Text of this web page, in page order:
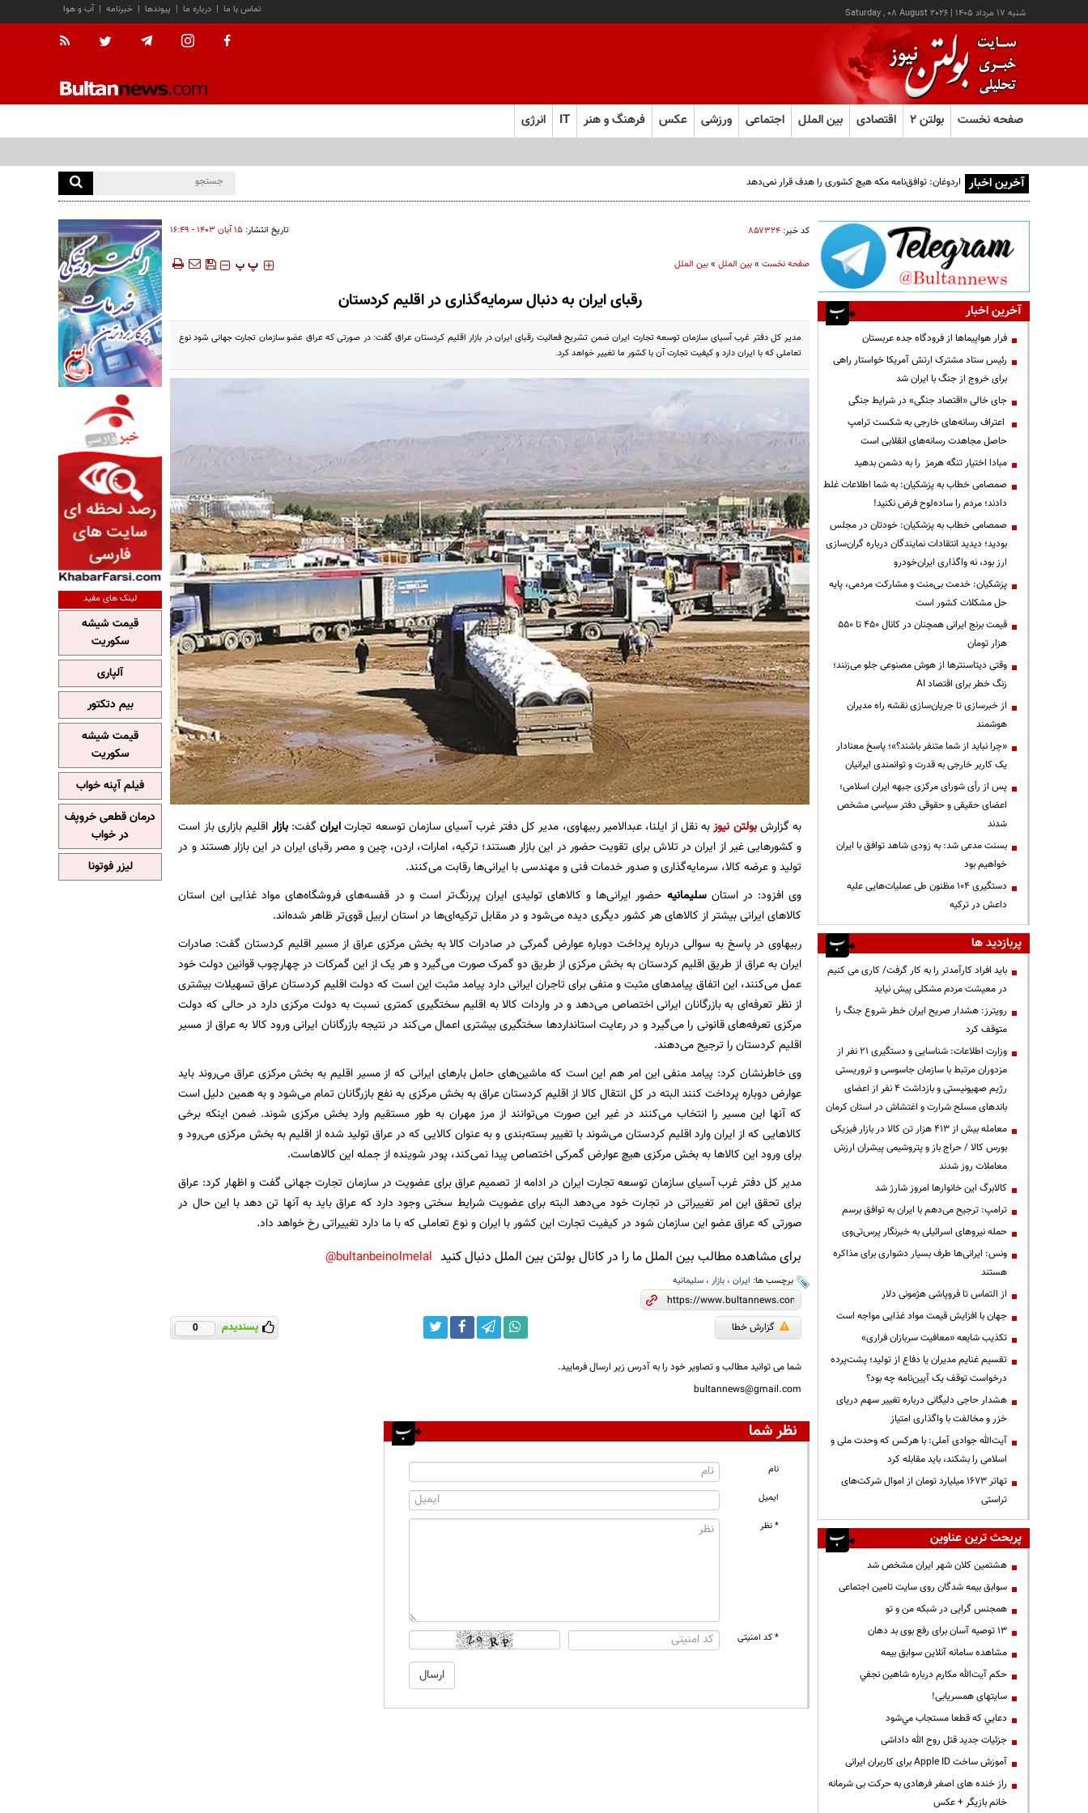
شنبه ۱۷ مرداد ۱۴۰۵ |
Saturday , 08 August 2026 آب و هوا | خبرنامه | پیوندها | درباره ما | تماس با ما
صفحه نخست بولتن ۲ اقتصادی بین الملل اجتماعی ورزشی عکس فرهنگ و هنر IT انرژی
آخرین اخبار اردوغان: توافق‌نامه مکه هیچ کشوری را هدف قرار نمی‌دهد
کد خبر: ۸۵۷۳۲۴ تاریخ انتشار: ۱۵ آبان ۱۴۰۳ - ۱۶:۴۹
صفحه نخست»بین الملل»بین الملل ‍‍‍ پ پ
رقبای ایران به دنبال سرمایه‌گذاری در اقلیم کردستان
مدیر کل دفتر غرب آسیای سازمان توسعه تجارت ایران ضمن تشریح فعالیت رقبای ایران در بازار اقلیم کردستان عراق گفت: در صورتی که عراق عضو سازمان تجارت جهانی شود نوع
تعاملی که با ایران دارد و کیفیت تجارت آن با کشور ما تغییر خواهد کرد.
به گزارشبولتن نیوزبه نقل از ایلنا، عبدالامیر ربیهاوی، مدیر کل دفتر غرب آسیای سازمان توسعه تجارتایران گفت:بازار اقلیم بازاری باز است
و کشورهایی غیر از ایران در تلاش برای تقویت حضور در این بازار هستند؛ ترکیه، امارات، اردن، چین و مصر رقبای ایران در این بازار هستند و در
تولید و عرضه کالا، سرمایه‌گذاری و صدور خدمات فنی و مهندسی با ایرانی‌ها رقابت می‌کنند.
وی افزود: در استانسلیمانیه حضور ایرانی‌ها و کالاهای تولیدی ایران پررنگ‌تر است و در قفسه‌های فروشگاه‌های مواد غذایی این استان
کالاهای ایرانی بیشتر از کالاهای هر کشور دیگری دیده می‌شود و در مقابل ترکیه‌ای‌ها در استان اربیل قوی‌تر ظاهر شده‌اند.
ربیهاوی در پاسخ به سوالی درباره پرداخت دوباره عوارض گمرکی در صادرات کالا به بخش مرکزی عراق از مسیر اقلیم کردستان گفت: صادرات
ایران به عراق از طریق اقلیم کردستان به بخش مرکزی از طریق دو گمرک صورت می‌گیرد و هر یک از این گمرکات در چهارچوب قوانین دولت خود
عمل می‌کنند، این اتفاق پیامدهای مثبت و منفی برای تاجران ایرانی دارد پیامد مثبت این است که دولت اقلیم کردستان عراق تسهیلات بیشتری
از نظر تعرفه‌ای به بازرگانان ایرانی اختصاص می‌دهد و در واردات کالا به اقلیم سختگیری کمتری نسبت به دولت مرکزی دارد در حالی که دولت
مرکزی تعرفه‌های قانونی را می‌گیرد و در رعایت استانداردها سختگیری بیشتری اعمال می‌کند در نتیجه بازرگانان ایرانی ورود کالا به عراق از مسیر
اقلیم کردستان را ترجیح می‌دهند.
وی خاطرنشان کرد: پیامد منفی این امر هم این است که ماشین‌های حامل بارهای ایرانی که از مسیر اقلیم به بخش مرکزی عراق می‌روند باید
عوارض دوباره پرداخت کنند البته در کل انتقال کالا از اقلیم کردستان عراق به بخش مرکزی به نفع بازرگانان تمام می‌شود و به همین دلیل است
که آنها این مسیر را انتخاب می‌کنند در غیر این صورت می‌توانند از مرز مهران به طور مستقیم وارد بخش مرکزی شوند. ضمن اینکه برخی
کالاهایی که از ایران وارد اقلیم کردستان می‌شوند با تغییر بسته‌بندی و به عنوان کالایی که در عراق تولید شده از اقلیم به بخش مرکزی می‌رود و
برای ورود این کالاها به بخش مرکزی هیچ عوارض گمرکی اختصاص پیدا نمی‌کند، پودر شوینده از جمله این کالاهاست.
مدیر کل دفتر غرب آسیای سازمان توسعه تجارت ایران در ادامه از تصمیم عراق برای عضویت در سازمان تجارت جهانی گفت و اظهار کرد: عراق
برای تحقق این امر تغییراتی در تجارت خود می‌دهد البته برای عضویت شرایط سختی وجود دارد که عراق باید به آنها تن دهد با این حال در
صورتی که عراق عضو این سازمان شود در کیفیت تجارت این کشور با ایران و نوع تعاملی که با ما دارد تغییراتی رخ خواهد داد.
برای مشاهده مطالب بین الملل ما را در کانال بولتن بین الملل دنبال کنید bultanbeinolmelal@
برچسب ها: ایران، بازار، سلیمانیه
گزارش خطا پسندیدم 0
شما می توانید مطالب و تصاویر خود را به آدرس زیر ارسال فرمایید.
bultannews@gmail.com
نظر شما
نام
ایمیل
* نظر
* کد امنیتی
آخرین اخبار
فرار هواپیماها از فرودگاه جده عربستان
رئیس ستاد مشترک ارتش آمریکا خواستار راهی
برای خروج از جنگ با ایران شد
جای خالی «اقتصاد جنگی» در شرایط جنگی
اعتراف رسانه‌های خارجی به شکست ترامپ
حاصل مجاهدت رسانه‌های انقلابی است
مبادا اختیار تنگه هرمز را به دشمن بدهید
صمصامی خطاب به پزشکیان: به شما اطلاعات غلط
دادند؛ مردم را ساده‌لوح فرض نکنید!
صمصامی خطاب به پزشکیان: خودتان در مجلس
بودید؛ دیدید انتقادات نمایندگان درباره گران‌سازی
ارز بود، نه واگذاری ایران‌خودرو
پزشکیان: خدمت بی‌منت و مشارکت مردمی، پایه
حل مشکلات کشور است
قیمت‌ برنج ایرانی همچنان در کانال ۴۵۰ تا ۵۵۰
هزار تومان
وقتی دیتاسنترها از هوش مصنوعی جلو می‌زنند؛
زنگ خطر برای اقتصاد AI
از خبرسازی تا جریان‌سازی نقشه راه مدیران
هوشمند
«چرا نباید از شما متنفر باشند؟»؛ پاسخ معنادار
یک کاربر خارجی به قدرت و توانمندی ایرانیان
پس از رأی شورای مرکزی جبهه ایران اسلامی؛
اعضای حقیقی و حقوقی دفتر سیاسی مشخص
شدند
بسنت مدعی شد: به زودی شاهد توافق با ایران
خواهیم بود
دستگیری ۱۰۴ مظنون طی عملیات‌هایی علیه
داعش در ترکیه
پربازدید ها
باید افراد کارآمدتر را به کار گرفت/ کاری می کنیم
در معیشت مردم مشکلی پیش نیاید
رویترز: هشدار صریح ایران خطر شروع جنگ را
متوقف کرد
وزارت اطلاعات: شناسایی و دستگیری ۲۱ نفر از
مزدوران مرتبط با سازمان جاسوسی و تروریستی
رژیم صهیونیستی و بازداشت ۴ نفر از اعضای
باندهای مسلح شرارت و اغتشاش در استان کرمان
معامله بیش از ۴۱۳ هزار تن کالا در بازار فیزیکی
بورس کالا / حراج باز و پتروشیمی پیشران ارزش
معاملات روز شدند
کالابرگ این خانوارها امروز شارژ شد
ترامپ: ترجیح می‌دهم با ایران به توافق برسم
حمله نیروهای اسرائیلی به خبرنگار پرس‌تی‌وی
ونس: ایرانی‌ها طرف بسیار دشواری برای مذاکره
هستند
از التماس تا فروپاشی هژمونی دلار
جهان با افزایش قیمت مواد غذایی مواجه است
تکذیب شایعه «معافیت سربازان فراری»
تقسیم غنایم مدیران یا دفاع از تولید؛ پشت‌پرده
درخواست توقف یک آیین‌نامه چه بود؟
هشدار حاجی دلیگانی درباره تغییر سهم دریای
خزر و مخالفت با واگذاری امتیاز
آیت‌الله جوادی آملی: با هرکس که وحدت ملی و
اسلامی را بشکند، باید مقابله کرد
تهاتر ۱۶۷۳ میلیارد تومان از اموال شرکت‌های
تراستی
پربحث ترین عناوین
هشتمین کلان شهر ایران مشخص شد
سوابق بیمه شدگان روی سایت تامین اجتماعی
همجنس گرایی در شبکه من و تو
13 توصیه آسان برای رفع بوی بد دهان
مشاهده سامانه آنلاين سوابق بیمه
حكم آيت‌الله مكارم درباره شاهين نجفي
سایتهای همسریابی!
دعايي كه قطعا مستجاب مي‌شود
جزئیات جدید قتل روح الله داداشی
آموزش ساخت Apple ID برای کاربران ایرانی
راز خنده های اصغر فرهادی به حرکت بی شرمانه
خانم بازیگر + عکس
لینک های مفید
قیمت شیشه
سکوریت
آلپاری
بیم دتکتور
قیمت شیشه
سکوریت
فیلم آپنه خواب
درمان قطعی خروپف
در خواب
لیزر فوتونا